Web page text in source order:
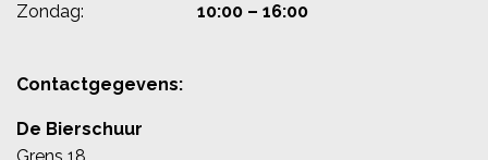
Zondag: 10:00 – 16:00
Contactgegevens:
De Bierschuur